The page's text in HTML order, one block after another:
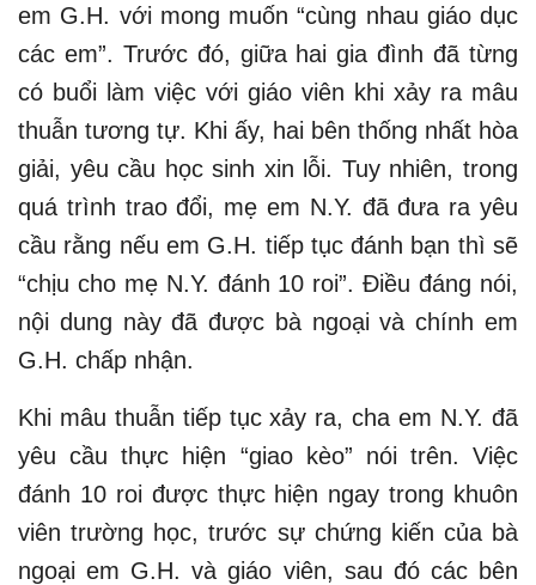
em G.H. với mong muốn “cùng nhau giáo dục
các em”. Trước đó, giữa hai gia đình đã từng
có buổi làm việc với giáo viên khi xảy ra mâu
thuẫn tương tự. Khi ấy, hai bên thống nhất hòa
giải, yêu cầu học sinh xin lỗi. Tuy nhiên, trong
quá trình trao đổi, mẹ em N.Y. đã đưa ra yêu
cầu rằng nếu em G.H. tiếp tục đánh bạn thì sẽ
“chịu cho mẹ N.Y. đánh 10 roi”. Điều đáng nói,
nội dung này đã được bà ngoại và chính em
G.H. chấp nhận.
Khi mâu thuẫn tiếp tục xảy ra, cha em N.Y. đã
yêu cầu thực hiện “giao kèo” nói trên. Việc
đánh 10 roi được thực hiện ngay trong khuôn
viên trường học, trước sự chứng kiến của bà
ngoại em G.H. và giáo viên, sau đó các bên